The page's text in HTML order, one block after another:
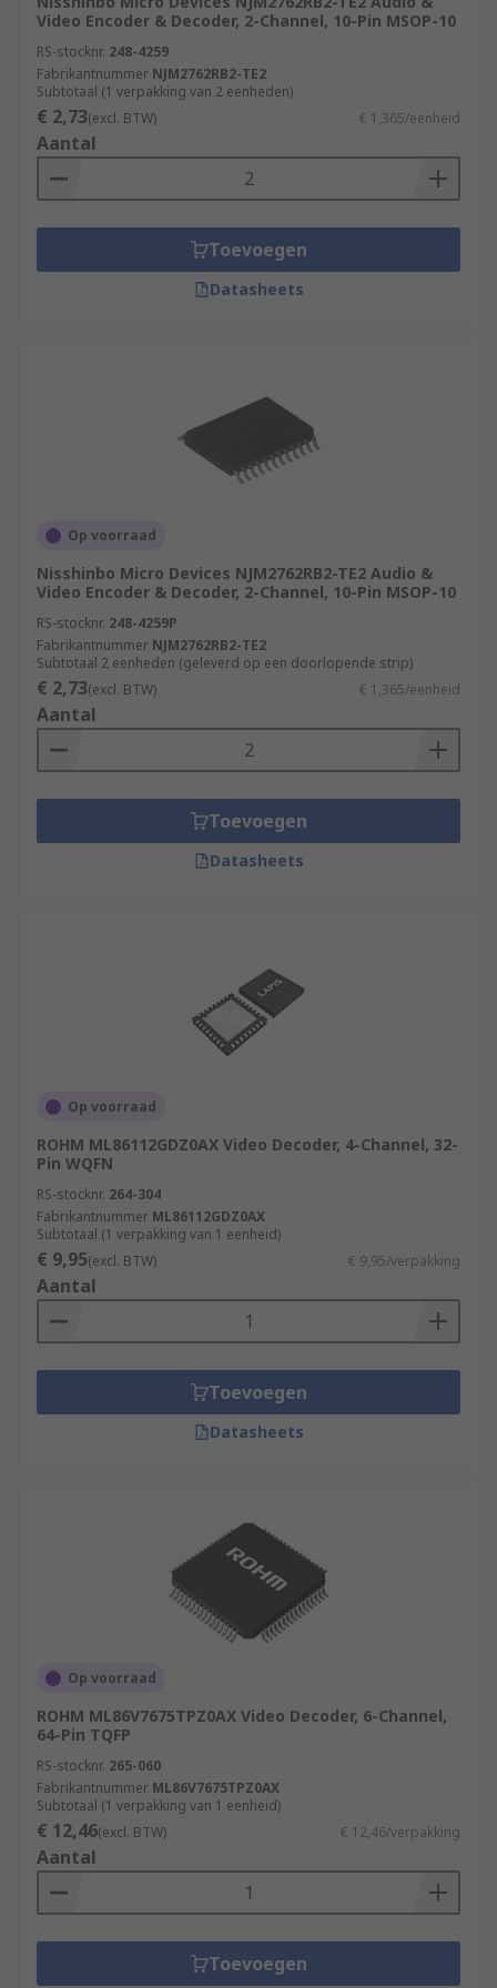
Video Encoder & Decoder, 2-Channel, 10-Pin MSOP-10
RS-stocknr. 248-4259
Fabrikantnummer NJM2762RB2-TE2
Subtotaal (1 verpakking van 2 eenheden)
€ 2,73(excl. BTW) € 1,365/eenheid
Aantal
Toevoegen
Datasheets
Op voorraad
Nisshinbo Micro Devices NJM2762RB2-TE2 Audio &
Video Encoder & Decoder, 2-Channel, 10-Pin MSOP-10
RS-stocknr. 248-4259P
Fabrikantnummer NJM2762RB2-TE2
Subtotaal 2 eenheden (geleverd op een doorlopende strip)
€ 2,73(excl. BTW) € 1,365/eenheid
Aantal
Toevoegen
Datasheets
Op voorraad
ROHM ML86112GDZ0AX Video Decoder, 4-Channel, 32-
Pin WQFN
RS-stocknr. 264-304
Fabrikantnummer ML86112GDZ0AX
Subtotaal (1 verpakking van 1 eenheid)
€ 9,95(excl. BTW) € 9,95/verpakking
Aantal
Toevoegen
Datasheets
Op voorraad
ROHM ML86V7675TPZ0AX Video Decoder, 6-Channel,
64-Pin TQFP
RS-stocknr. 265-060
Fabrikantnummer ML86V7675TPZ0AX
Subtotaal (1 verpakking van 1 eenheid)
€ 12,46(excl. BTW) € 12,46/verpakking
Aantal
Toevoegen